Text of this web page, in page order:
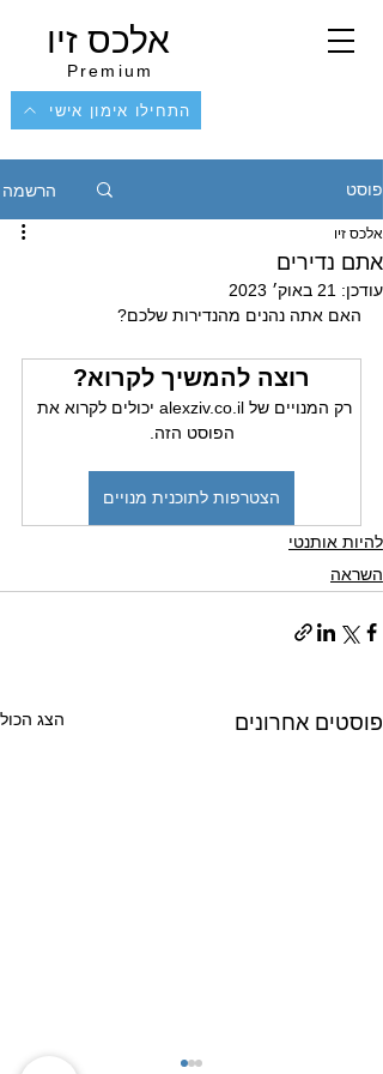
אלכס זיו
Premium
התחילו אימון אישי
פוסט הרשמה
אתם נדירים
אלכס זיו
עודכן: 21 באוק׳ 2023
האם אתה נהנים מהנדירות שלכם?
רוצה להמשיך לקרוא?
רק המנויים של alexziv.co.il יכולים לקרוא את
הפוסט הזה.
הצטרפות לתוכנית מנויים
להיות אותנטי
השראה
פוסטים אחרונים הצג הכול